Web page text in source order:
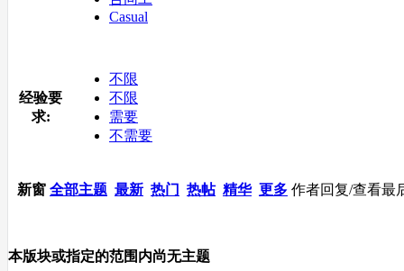
Casual
经验要
求:
不限
不限
需要
不需要
新窗 全部主题 最新 热门 热帖 精华 更多 作者回复/查看最
本版块或指定的范围内尚无主题